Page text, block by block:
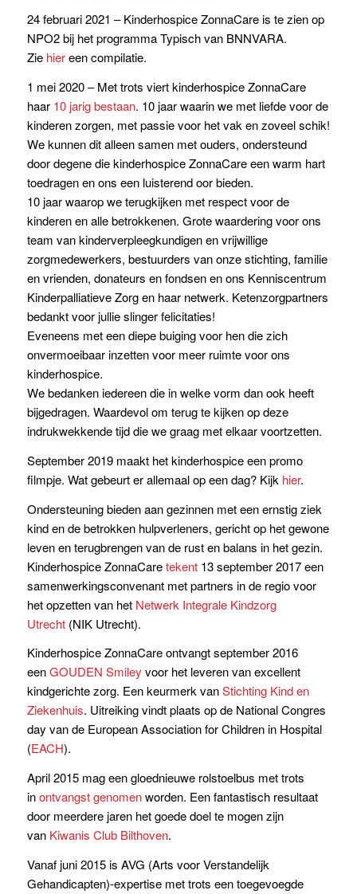
24 februari 2021 – Kinderhospice ZonnaCare is te zien op
NPO2 bij het programma Typisch van BNNVARA.
Zie hiereen compilatie.
1 mei 2020 – Met trots viert kinderhospice ZonnaCare
haar 10 jarig bestaan. 10 jaar waarin we met liefde voor de
kinderen zorgen, met passie voor het vak en zoveel schik!
We kunnen dit alleen samen met ouders, ondersteund
door degene die kinderhospice ZonnaCare een warm hart
toedragen en ons een luisterend oor bieden.
10 jaar waarop we terugkijken met respect voor de
kinderen en alle betrokkenen. Grote waardering voor ons
team van kinderverpleegkundigen en vrijwillige
zorgmedewerkers, bestuurders van onze stichting, familie
en vrienden, donateurs en fondsen en ons Kenniscentrum
Kinderpalliatieve Zorg en haar netwerk. Ketenzorgpartners
bedankt voor jullie slinger felicitaties!
Eveneens met een diepe buiging voor hen die zich
onvermoeibaar inzetten voor meer ruimte voor ons
kinderhospice.
We bedanken iedereen die in welke vorm dan ook heeft
bijgedragen. Waardevol om terug te kijken op deze
indrukwekkende tijd die we graag met elkaar voortzetten.
September 2019 maakt het kinderhospice een promo
filmpje. Wat gebeurt er allemaal op een dag? Kijk hier.
Ondersteuning bieden aan gezinnen met een ernstig ziek
kind en de betrokken hulpverleners, gericht op het gewone
leven en terugbrengen van de rust en balans in het gezin.
Kinderhospice ZonnaCaretekent13 september 2017 een
samenwerkingsconvenant met partners in de regio voor
het opzetten van het Netwerk Integrale Kindzorg
Utrecht(NIK Utrecht).
Kinderhospice ZonnaCare ontvangt september 2016
eenGOUDEN Smiley voor het leveren van excellent
kindgerichte zorg. Een keurmerk vanStichting Kind en
Ziekenhuis. Uitreiking vindt plaats op de National Congres
day van de European Association for Children in Hospital
(EACH).
April 2015 mag een gloednieuwe rolstoelbus met trots
inontvangst genomenworden. Een fantastisch resultaat
door meerdere jaren het goede doel te mogen zijn
van Kiwanis Club Bilthoven.
Vanaf juni 2015 is AVG (Arts voor Verstandelijk
Gehandicapten)-expertise met trots een toegevoegde